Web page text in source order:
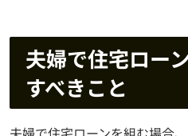
夫婦で住宅ロー
すべきこと